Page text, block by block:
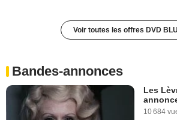
Voir toutes les offres DVD
Bandes-annonces
Les
10 684